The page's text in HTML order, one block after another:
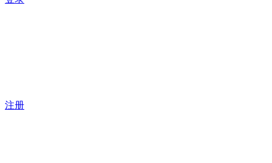
注册